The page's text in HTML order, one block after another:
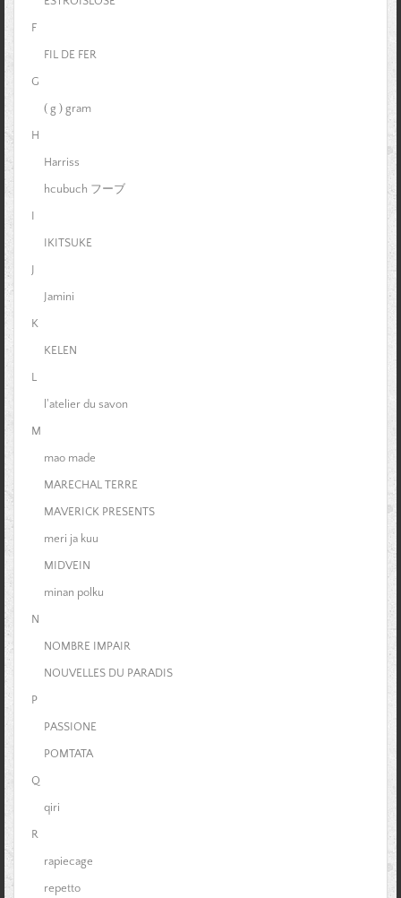
F
FIL DE FER
G
( g ) gram
H
Harriss
hcubuch フーブ
I
IKITSUKE
J
Jamini
K
KELEN
L
l'atelier du savon
M
mao made
MARECHAL TERRE
MAVERICK PRESENTS
meri ja kuu
MIDVEIN
minan polku
N
NOMBRE IMPAIR
NOUVELLES DU PARADIS
P
PASSIONE
POMTATA
Q
qiri
R
rapiecage
repetto